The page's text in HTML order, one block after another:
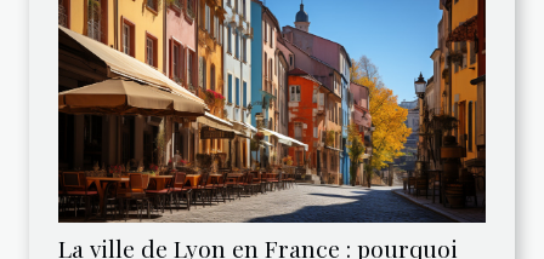
La ville de Lyon en France : pourquoi